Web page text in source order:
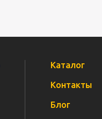
Каталог
Контакты
Блог